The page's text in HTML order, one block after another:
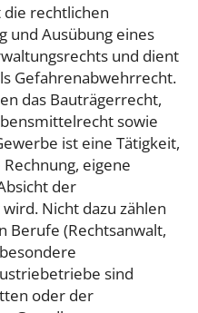
die rechtlichen
und Ausübung eines
und dient
Gefahrenabwehrrecht.
das Bauträgerrecht,
sowie
ist eine Tätigkeit,
eigene
der
Nicht dazu zählen
Berufe (Rechtsanwalt,
sind
oder der